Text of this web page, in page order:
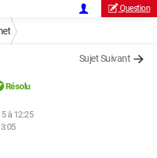
Question
Sujet Suivant
Résolu
à 12:25